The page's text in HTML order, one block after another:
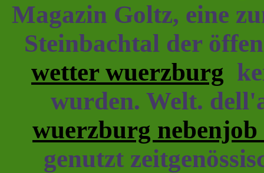
Magazin Goltz, eine
Steinbachtal der
wetter wuerzburg
wurden. Welt.
wuerzburg
genutzt